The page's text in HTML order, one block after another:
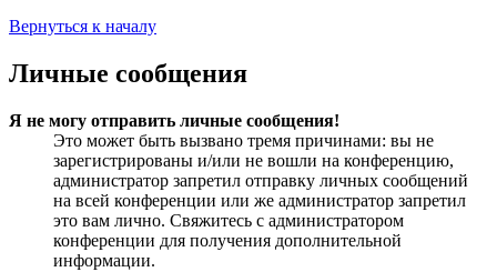
Вернуться к началу
Личные сообщения
Я не могу отправить личные сообщения!
Это может быть вызвано тремя причинами: вы не
зарегистрированы и/или не вошли на конференцию,
администратор запретил отправку личных сообщений
на всей конференции или же администратор запретил
это вам лично. Свяжитесь с администратором
конференции для получения дополнительной
информации.